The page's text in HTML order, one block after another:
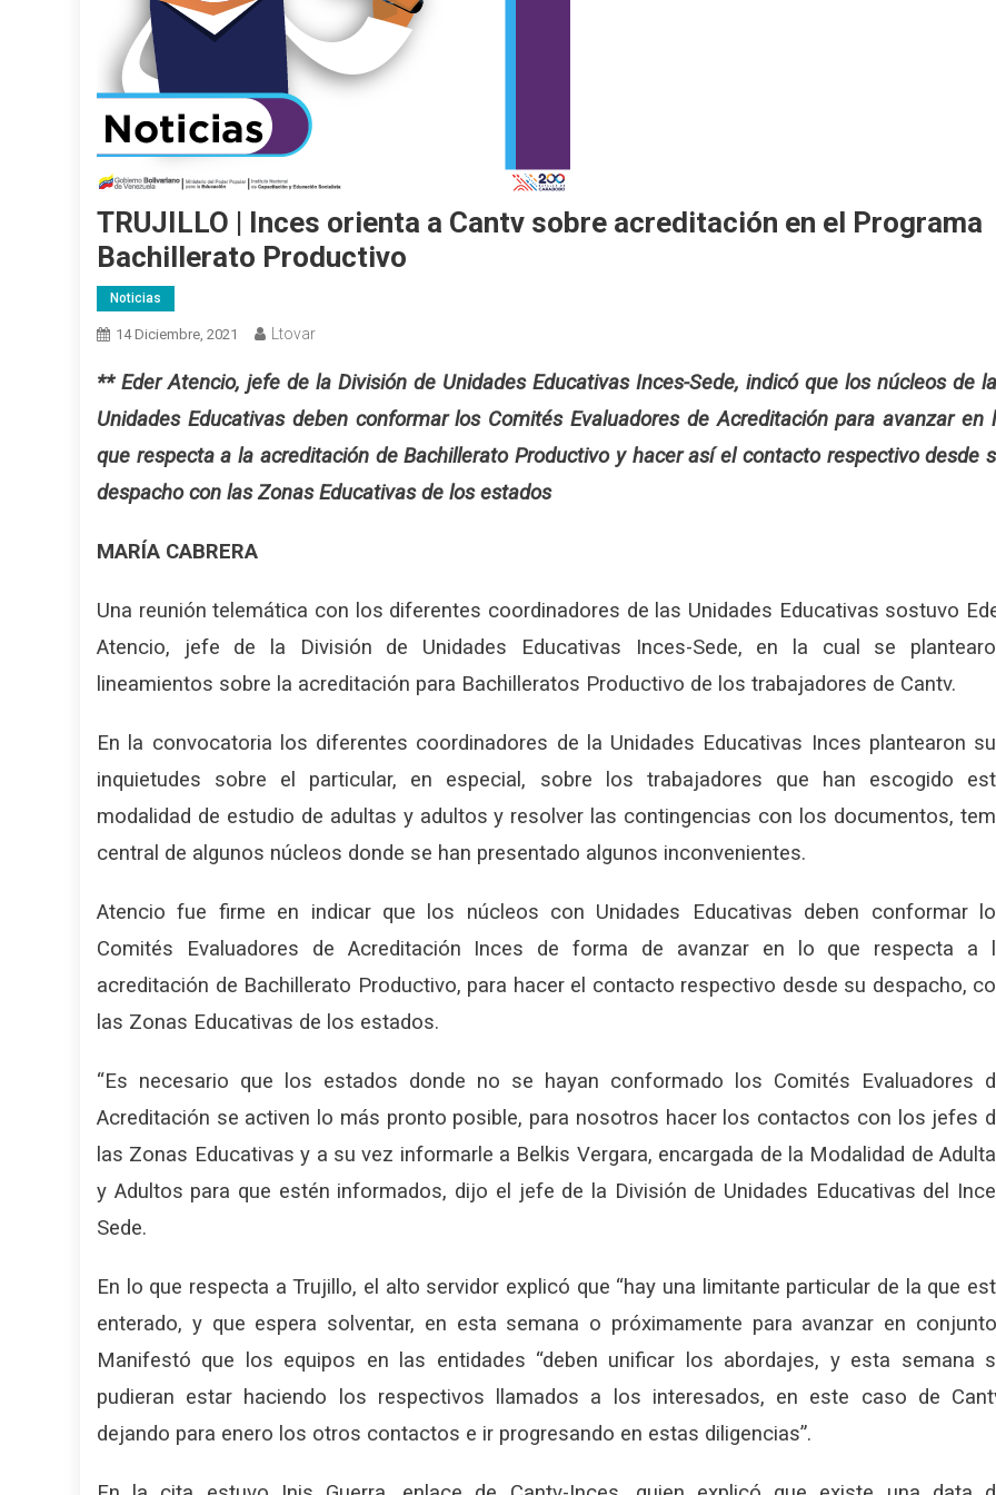
TRUJILLO | Inces orienta a Cantv sobre acreditación en el Programa
Bachillerato Productivo
Noticias
14 Diciembre, 2021 Ltovar
** Eder Atencio, jefe de la División de Unidades Educativas Inces-Sede, indicó que los núcleos de
Unidades Educativas deben conformar los Comités Evaluadores de Acreditación para avanzar en
que respecta a la acreditación de Bachillerato Productivo y hacer así el contacto respectivo desde
despacho con las Zonas Educativas de los estados
MARÍA CABRERA
Una reunión telemática con los diferentes coordinadores de las Unidades Educativas sostuvo
Atencio, jefe de la División de Unidades Educativas Inces-Sede, en la cual se
lineamientos sobre la acreditación para Bachilleratos Productivo de los trabajadores de Cantv.
En la convocatoria los diferentes coordinadores de la Unidades Educativas Inces plantearon
inquietudes sobre el particular, en especial, sobre los trabajadores que han escogido
modalidad de estudio de adultas y adultos y resolver las contingencias con los documentos,
central de algunos núcleos donde se han presentado algunos inconvenientes.
Atencio fue firme en indicar que los núcleos con Unidades Educativas deben conformar
Comités Evaluadores de Acreditación Inces de forma de avanzar en lo que respecta a
acreditación de Bachillerato Productivo, para hacer el contacto respectivo desde su despacho,
las Zonas Educativas de los estados.
“Es necesario que los estados donde no se hayan conformado los Comités Evaluadores
Acreditación se activen lo más pronto posible, para nosotros hacer los contactos con los jefes
las Zonas Educativas y a su vez informarle a Belkis Vergara, encargada de la Modalidad de
y Adultos para que estén informados, dijo el jefe de la División de Unidades Educativas del
Sede.
En lo que respecta a Trujillo, el alto servidor explicó que “hay una limitante particular de la que
enterado, y que espera solventar, en esta semana o próximamente para avanzar en
Manifestó que los equipos en las entidades “deben unificar los abordajes, y esta semana
pudieran estar haciendo los respectivos llamados a los interesados, en este caso de
dejando para enero los otros contactos e ir progresando en estas diligencias”.